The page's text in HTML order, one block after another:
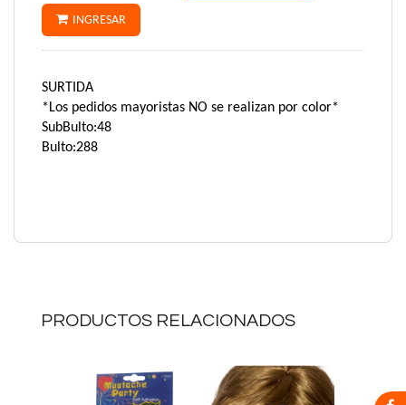
INGRESAR
SURTIDA
*Los pedidos mayoristas NO se realizan por color*
SubBulto:48
Bulto:288
PRODUCTOS RELACIONADOS